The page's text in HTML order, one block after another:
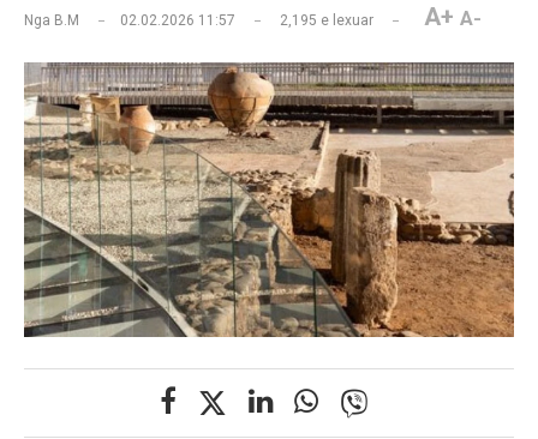
Nga B.M 02.02.2026 11:57 2,195 e lexuar A+ A-